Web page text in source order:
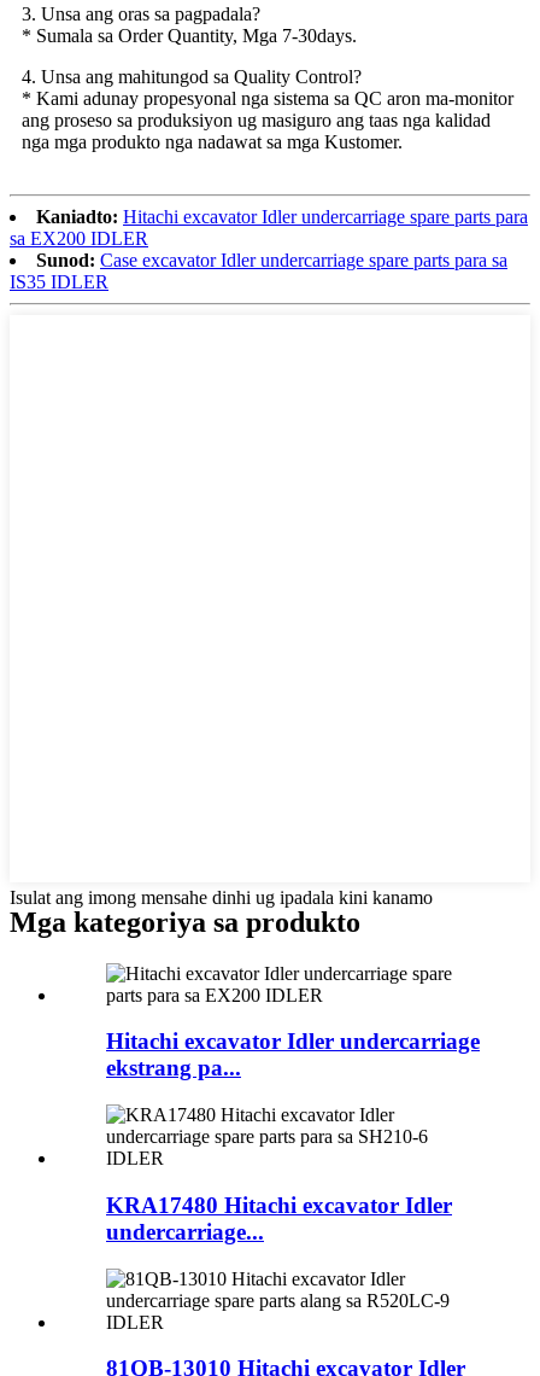
3. Unsa ang oras sa pagpadala?
* Sumala sa Order Quantity, Mga 7-30days.
4. Unsa ang mahitungod sa Quality Control?
* Kami adunay propesyonal nga sistema sa QC aron ma-monitor
ang proseso sa produksiyon ug masiguro ang taas nga kalidad
nga mga produkto nga nadawat sa mga Kustomer.
Kaniadto: Hitachi excavator Idler undercarriage spare parts para
sa EX200 IDLER
Sunod: Case excavator Idler undercarriage spare parts para sa
IS35 IDLER
Isulat ang imong mensahe dinhi ug ipadala kini kanamo
Mga kategoriya sa produkto
Hitachi excavator Idler undercarriage
ekstrang pa...
KRA17480 Hitachi excavator Idler
undercarriage...
81QB-13010 Hitachi excavator Idler